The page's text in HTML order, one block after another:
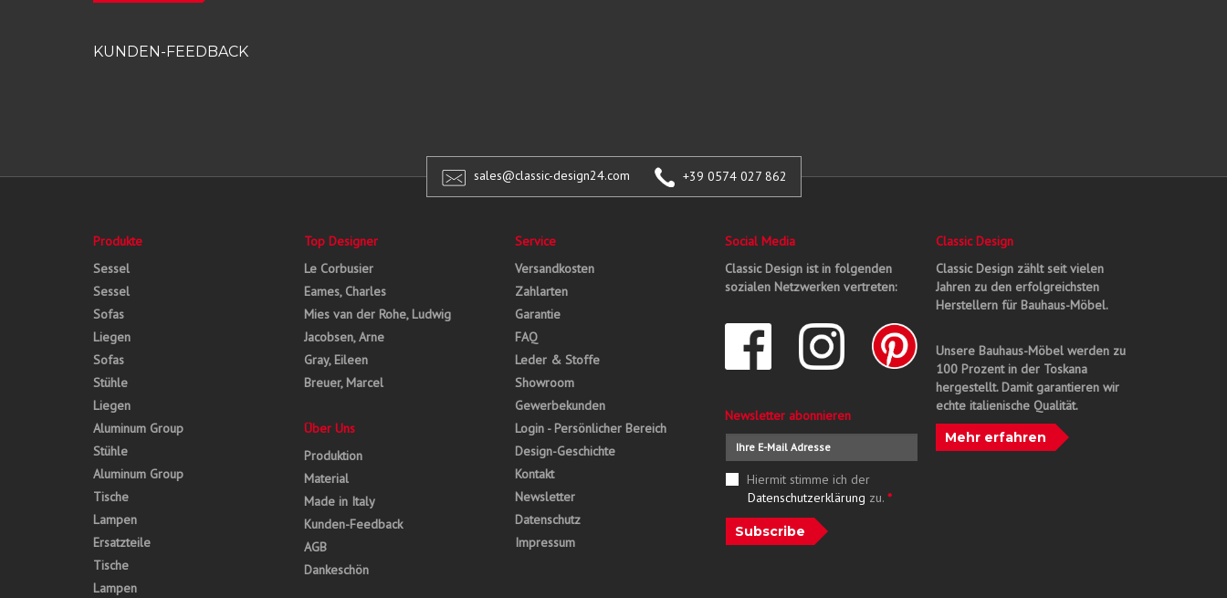
KUNDEN-FEEDBACK
sales@classic-design24.com +39 0574 027 862
Produkte
Sessel
Sessel
Sofas
Liegen
Sofas
Stühle
Liegen
Aluminum Group
Stühle
Aluminum Group
Tische
Lampen
Ersatzteile
Tische
Lampen
Top Designer
Le Corbusier
Eames, Charles
Mies van der Rohe, Ludwig
Jacobsen, Arne
Gray, Eileen
Breuer, Marcel
Über Uns
Produktion
Material
Made in Italy
Kunden-Feedback
AGB
Dankeschön
Service
Versandkosten
Zahlarten
Garantie
FAQ
Leder & Stoffe
Showroom
Gewerbekunden
Login - Persönlicher Bereich
Design-Geschichte
Kontakt
Newsletter
Datenschutz
Impressum
Social Media
Classic Design ist in folgenden
sozialen Netzwerken vertreten:
Newsletter abonnieren
Hiermit stimme ich der
Datenschutzerklärung zu. *
Subscribe
Classic Design
Classic Design zählt seit vielen
Jahren zu den erfolgreichsten
Herstellern für Bauhaus-Möbel.
Unsere Bauhaus-Möbel werden zu
100 Prozent in der Toskana
hergestellt. Damit garantieren wir
echte italienische Qualität.
Mehr erfahren